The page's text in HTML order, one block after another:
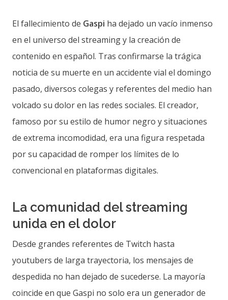
El fallecimiento de Gaspi ha dejado un vacío inmenso
en el universo del streaming y la creación de
contenido en español. Tras confirmarse la trágica
noticia de su muerte en un accidente vial el domingo
pasado, diversos colegas y referentes del medio han
volcado su dolor en las redes sociales. El creador,
famoso por su estilo de humor negro y situaciones
de extrema incomodidad, era una figura respetada
por su capacidad de romper los límites de lo
convencional en plataformas digitales.
La comunidad del streaming
unida en el dolor
Desde grandes referentes de Twitch hasta
youtubers de larga trayectoria, los mensajes de
despedida no han dejado de sucederse. La mayoría
coincide en que Gaspi no solo era un generador de